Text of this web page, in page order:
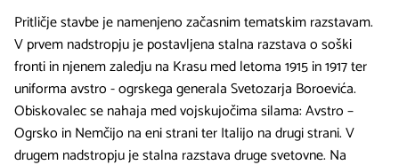
Pritličje stavbe je namenjeno začasnim tematskim razstavam.
V prvem nadstropju je postavljena stalna razstava o soški
fronti in njenem zaledju na Krasu med letoma 1915 in 1917 ter
uniforma avstro - ogrskega generala Svetozarja Boroevića.
Obiskovalec se nahaja med vojskujočima silama: Avstro –
Ogrsko in Nemčijo na eni strani ter Italijo na drugi strani. V
drugem nadstropju je stalna razstava druge svetovne. Na